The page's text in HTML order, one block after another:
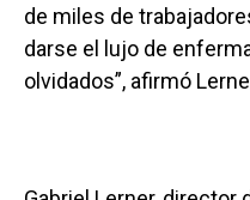
de miles de
darse el lujo de
olvidados”, afirmó